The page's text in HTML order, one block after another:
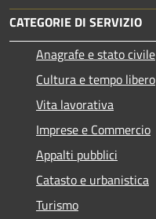
CATEGORIE DI SERVIZIO
Anagrafe e stato civile
Cultura e tempo libero
Vita lavorativa
Imprese e Commercio
Appalti pubblici
Catasto e urbanistica
Turismo